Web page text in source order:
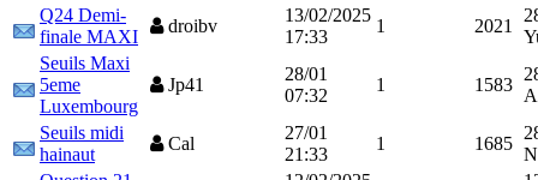
Q24 Demi-
finale MAXI
droibv
13/02/2025
17:33
1 2021
Seuils Maxi
5eme
Luxembourg
Jp41
28/01
07:32
1 1583
Seuils midi
hainaut
Cal
27/01
21:33
1 1685